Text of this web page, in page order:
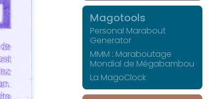
Magotools
Personal Marabout
Generator
MMM : Maraboutage
Mondial de Mégabambou
La MagoClock